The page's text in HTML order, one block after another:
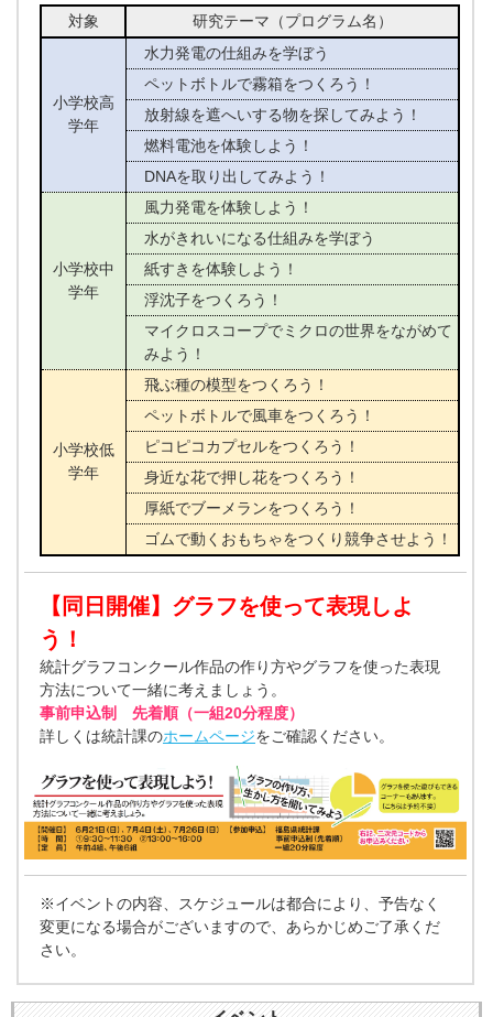
対象 研究テーマ（プログラム名）
小学校高
学年
水力発電の仕組みを学ぼう
ペットボトルで霧箱をつくろう！
放射線を遮へいする物を探してみよう！
燃料電池を体験しよう！
DNAを取り出してみよう！
小学校中
学年
風力発電を体験しよう！
水がきれいになる仕組みを学ぼう
紙すきを体験しよう！
浮沈子をつくろう！
マイクロスコープでミクロの世界をながめて
みよう！
小学校低
学年
飛ぶ種の模型をつくろう！
ペットボトルで風車をつくろう！
ピコピコカプセルをつくろう！
身近な花で押し花をつくろう！
厚紙でブーメランをつくろう！
ゴムで動くおもちゃをつくり競争させよう！
【同日開催】グラフを使って表現しよ
う！
統計グラフコンクール作品の作り方やグラフを使った表現
方法について一緒に考えましょう。
事前申込制 先着順（一組20分程度）
詳しくは統計課のホームページをご確認ください。
※イベントの内容、スケジュールは都合により、予告なく
変更になる場合がございますので、あらかじめご了承くだ
さい。